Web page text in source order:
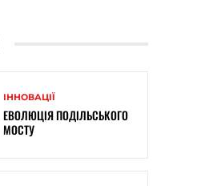
ІННОВАЦІЇ
ЕВОЛЮЦІЯ ПОДІЛЬСЬКОГО
МОСТУ